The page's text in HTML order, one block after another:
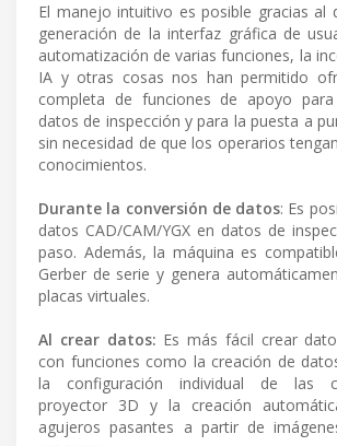
El manejo intuitivo es posible gracias al
generación de la interfaz gráfica de
automatización de varias funciones, la
IA y otras cosas nos han permitido
completa de funciones de apoyo
datos de inspección y para la puesta a
sin necesidad de que los operarios
conocimientos.
Durante la conversión de datos: Es
datos CAD/CAM/YGX en datos de
paso. Además, la máquina es
Gerber de serie y genera
placas virtuales.
Al crear datos: Es más fácil crear
con funciones como la creación de
la configuración individual de las
proyector 3D y la creación
agujeros pasantes a partir de